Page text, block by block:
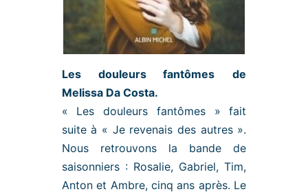
Les douleurs fantômes
de
Melissa Da Costa.
« Les douleurs fantômes » fait
suite à « Je revenais des autres ».
Nous retrouvons la bande de
saisonniers : Rosalie, Gabriel, Tim,
Anton et Ambre, cinq ans après. Le